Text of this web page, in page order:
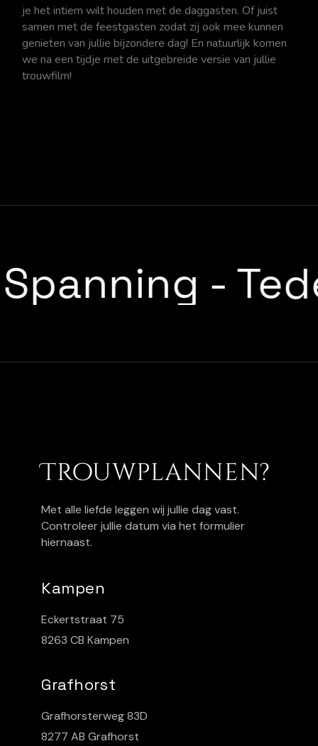
je het intiem wilt houden met de daggasten. Of juist
samen met de feestgasten zodat zij ook mee kunnen
genieten van jullie bijzondere dag! En natuurlijk komen
we na een tijdje met de uitgebreide versie van jullie
trouwfilm!
Spanning-
Trouwplannen?
Met alle liefde leggen wij jullie dag vast.
Controleer jullie datum via het formulier
hiernaast.
Kampen
Eckertstraat 75
8263 CB Kampen
Grafhorst
Grafhorsterweg 83D
8277 AB Grafhorst